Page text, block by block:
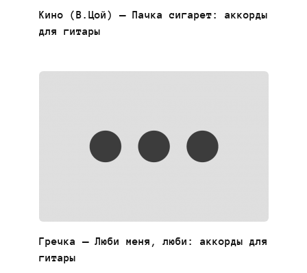
Кино (В.Цой) — Пачка сигарет: аккорды
для гитары
Гречка — Люби меня, люби: аккорды для
гитары